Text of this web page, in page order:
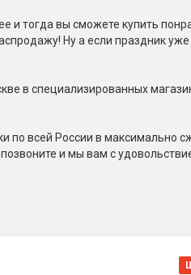
Фонтаны в
Фонтаны для
Ракеты
и тогда вы сможете купить
Ну а если праздник
в специализированных
по всей России в максимально
и мы вам с